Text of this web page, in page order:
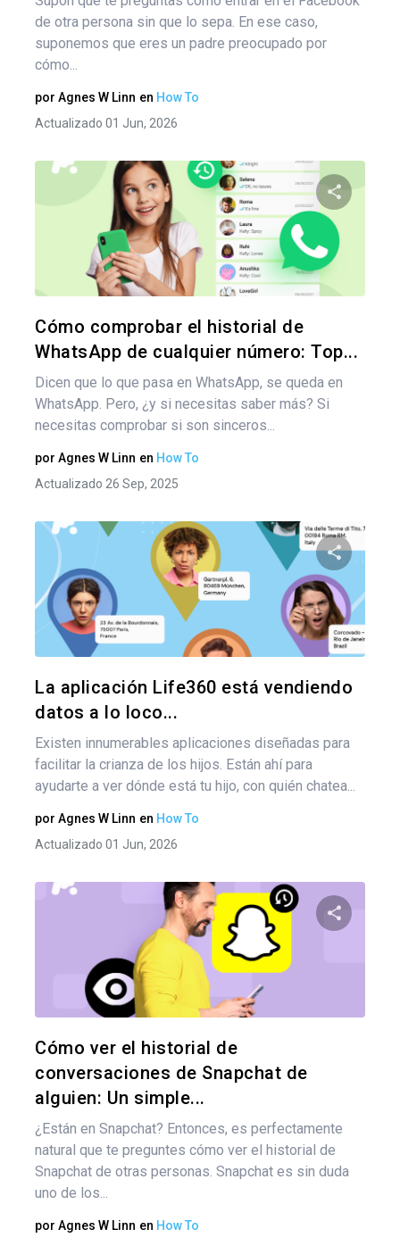
de otra persona sin que lo sepa. En ese caso,
suponemos que eres un padre preocupado por
cómo...
por Agnes W Linn en How To
Actualizado 01 Jun, 2026
Cómo comprobar el historial de
WhatsApp de cualquier número: Top...
Dicen que lo que pasa en WhatsApp, se queda en
WhatsApp. Pero, ¿y si necesitas saber más? Si
necesitas comprobar si son sinceros...
por Agnes W Linn en How To
Actualizado 26 Sep, 2025
La aplicación Life360 está vendiendo
datos a lo loco...
Existen innumerables aplicaciones diseñadas para
facilitar la crianza de los hijos. Están ahí para
ayudarte a ver dónde está tu hijo, con quién chatea...
por Agnes W Linn en How To
Actualizado 01 Jun, 2026
Cómo ver el historial de
conversaciones de Snapchat de
alguien: Un simple...
¿Están en Snapchat? Entonces, es perfectamente
natural que te preguntes cómo ver el historial de
Snapchat de otras personas. Snapchat es sin duda
uno de los...
por Agnes W Linn en How To